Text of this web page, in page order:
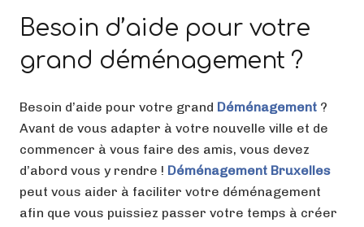
Besoin d’aide pour votre
grand déménagement ?
Besoin d’aide pour votre grand Déménagement ?
Avant de vous adapter à votre nouvelle ville et de
commencer à vous faire des amis, vous devez
d’abord vous y rendre ! Déménagement Bruxelles
peut vous aider à faciliter votre déménagement
afin que vous puissiez passer votre temps à créer